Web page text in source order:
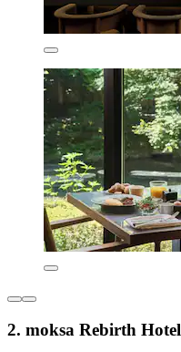
2. moksa Rebirth Hotel